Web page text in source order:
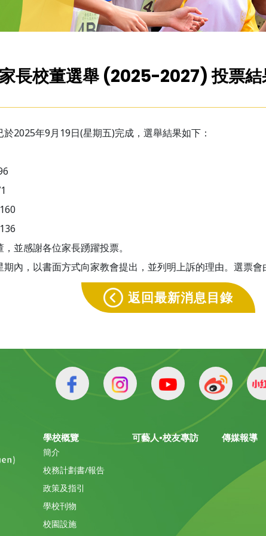
長校董選舉 (2025-2027) 投票結
2025年9月19日(星期五)完成，選舉結果如下：
並感謝各位家長踴躍投票。
內，以書面方式向家教會提出，並列明上訴的理由。選票
返回最新消息目錄
學校概覽
簡介
校務計劃書/報告
政策及指引
學校刊物
校園設施
可藝人•校友專訪 傳媒報導